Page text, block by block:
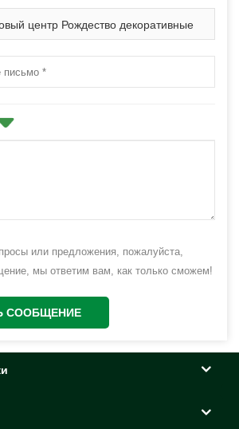
центр Рождество декоративные
или предложения, пожалуйста,
мы ответим вам, как только сможем!
СООБЩЕНИЕ